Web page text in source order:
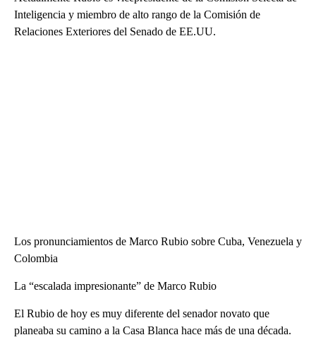
Inteligencia y miembro de alto rango de la Comisión de
Relaciones Exteriores del Senado de EE.UU.
Los pronunciamientos de Marco Rubio sobre Cuba, Venezuela y
Colombia
La “escalada impresionante” de Marco Rubio
El Rubio de hoy es muy diferente del senador novato que
planeaba su camino a la Casa Blanca hace más de una década.